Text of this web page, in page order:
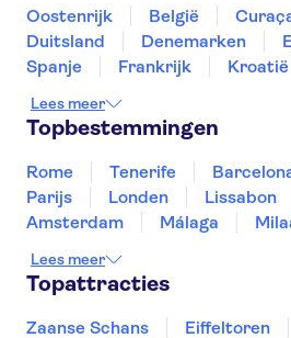
Zoo van Praag
Nationaal
Aquapalace Prague
Pilsner
Museum van het Communisme
Oostenrijk België
Duitsland
Denemarken
Spanje
Frankrijk Kroatië
Noorwegen
Portugal
Thailand
Tunesië
Lees meer
Topbestemmingen
Rome Tenerife
Parijs
Londen Lissabon
Amsterdam
Málaga
Den Haag
Utrecht
Haarlem
Leiden
Lees meer
Topattracties
Zaanse Schans Eiffeltoren